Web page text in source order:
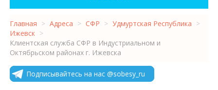
Главная > Адреса > СФР > Удмуртская Республика >
Ижевск >
Клиентская служба СФР в Индустриальном и
Октябрьском районах г. Ижевска
Подписывайтесь на нас @sobesy_ru